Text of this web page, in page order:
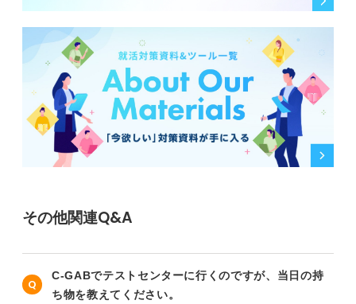
その他関連Q&A
C-GABでテストセンターに行くのですが、当日の持
ち物を教えてください。